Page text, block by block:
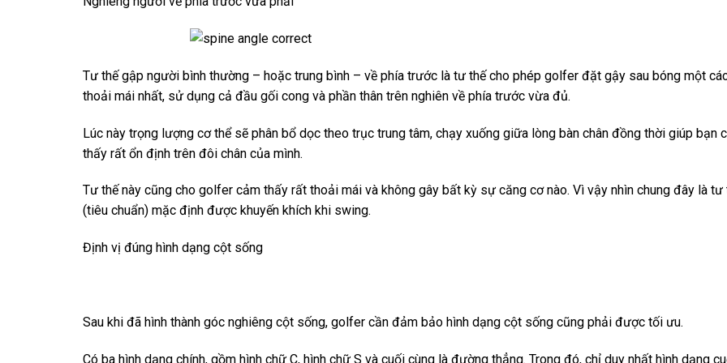
Tư thế gập người bình thường – hoặc trung bình – về phía trước là tư thế cho phép golfer đặt gậy sau bóng một
thoải mái nhất, sử dụng cả đầu gối cong và phần thân trên nghiên về phía trước vừa đủ.
Lúc này trọng lượng cơ thể sẽ phân bổ dọc theo trục trung tâm, chạy xuống giữa lòng bàn chân đồng thời giúp bạn
thấy rất ổn định trên đôi chân của mình.
Tư thế này cũng cho golfer cảm thấy rất thoải mái và không gây bất kỳ sự căng cơ nào. Vì vậy nhìn chung đây là tư
(tiêu chuẩn) mặc định được khuyến khích khi swing.
Định vị đúng hình dạng cột sống
Sau khi đã hình thành góc nghiêng cột sống, golfer cần đảm bảo hình dạng cột sống cũng phải được tối ưu.
Có ba hình dạng chính, gồm hình chữ C, hình chữ S và cuối cùng là đường thẳng. Trong đó, chỉ duy nhất hình dạng